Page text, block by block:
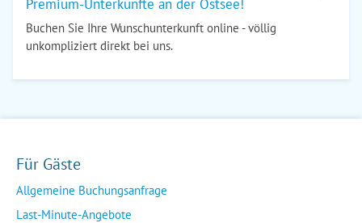
Premium-Unterkünfte an der Ostsee!
Buchen Sie Ihre Wunschunterkunft online - völlig
unkompliziert direkt bei uns.
Für Gäste
Allgemeine Buchungsanfrage
Last-Minute-Angebote